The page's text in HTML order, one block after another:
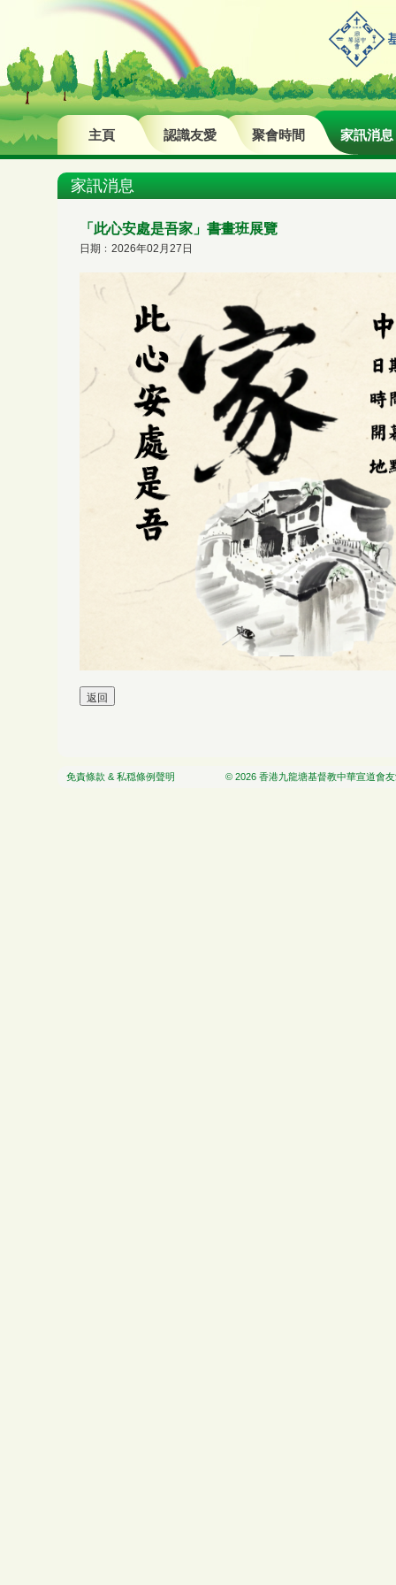
主頁 認識友愛 聚會時間 家訊消息
家訊消息
「此心安處是吾家」書畫班展覽
日期﹕2026年02月27日
免責條款 & 私穏條例聲明 © 2026 香港九龍塘基督教中華宣道會友愛